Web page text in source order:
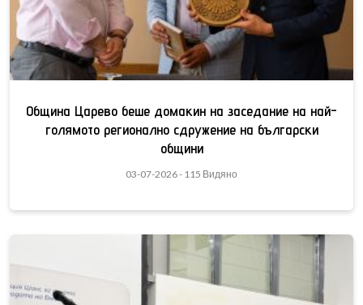
Община Царево беше домакин на заседание на най-
голямото регионално сдружение на български
общини
03-07-2026 - 115 Видяно